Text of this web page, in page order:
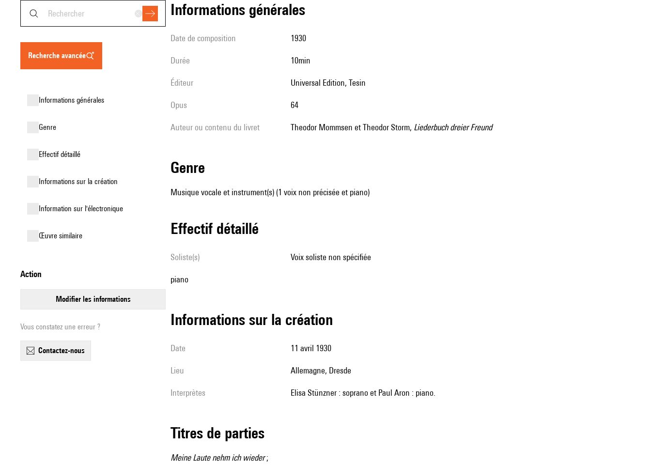
recherche avancée
informations générales
genre
effectif détaillé
informations sur la création
Information sur l'électronique
œuvre similaire
action
modifier les informations
Vous constatez une erreur ?
contactez-nous
informations générales
date de composition 1930
durée 10min
éditeur Universal Edition, Tesin
Opus 64
Auteur ou contenu du livret Theodor Mommsen et Theodor Storm, Liederbuch dreier Freund
genre
Musique vocale et instrument(s) (1 voix non précisée et piano)
effectif détaillé
Soliste(s) voix soliste non spécifiée
piano
informations sur la création
date 11 avril 1930
lieu Allemagne, Dresde
interprètes Elisa Stünzner : soprano et Paul Aron : piano.
Titres de parties
Meine Laute nehm ich wieder;